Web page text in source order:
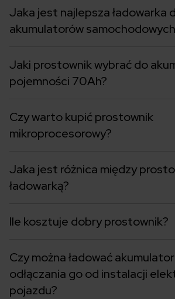
Jaka jest najlepsza ładowarka
akumulatorów
Jaki prostownik wybrać do
pojemności 70Ah?
Czy warto kupić prostownik
mikroprocesorowy?
Jaka jest różnica między
ładowarką?
Ile kosztuje dobry prostownik?
Czy można ładować
odłączania go od instalacji
pojazdu?